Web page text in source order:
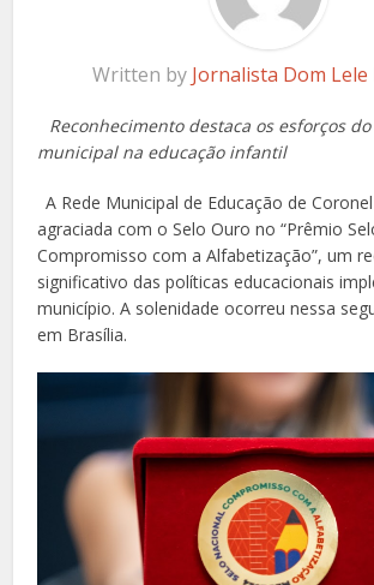
Written by Jornalista Dom
Reconhecimento destaca os esforços
municipal na educação infantil
A Rede Municipal de Educação de
agraciada com o Selo Ouro no “Prêmio
Compromisso com a Alfabetização”, um
significativo das políticas educacionais
município. A solenidade ocorreu nessa
em Brasília.